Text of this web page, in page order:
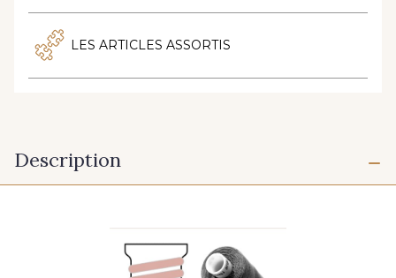
LES ARTICLES ASSORTIS
Description